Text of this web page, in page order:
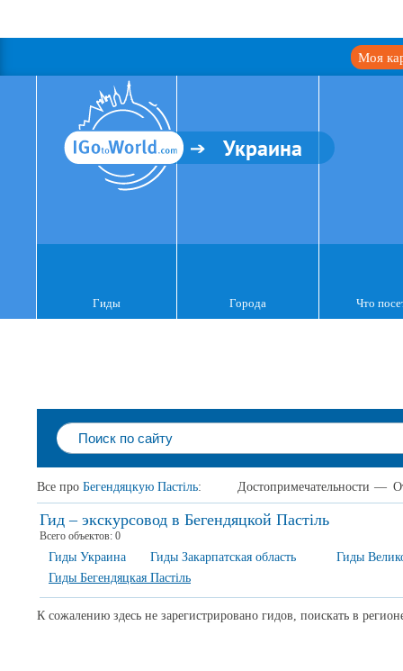
Моя
Украина
Гиды Города Что
Все про Бегендяцкую Пастіль: Достопримечательности —
Гид – экскурсовод в Бегендяцкой Пастіль
Всего объектов: 0
Гиды Украина Гиды Закарпатская область
Гиды
Гиды Бегендяцкая Пастіль
К сожалению здесь не зарегистрировано гидов, поискать в